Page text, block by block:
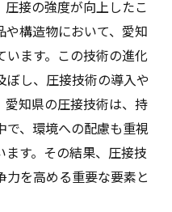
接の強度が向上したこ
や構造物において、愛知
ます。この技術の進化
ぼし、圧接技術の導入や
愛知県の圧接技術は、持
で、環境への配慮も重視
す。その結果、圧接技
を高める重要な要素と